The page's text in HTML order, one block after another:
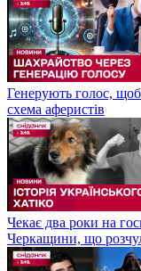
Генерують голос,
схема аферистів
Чекає два роки на
Черкащини, що